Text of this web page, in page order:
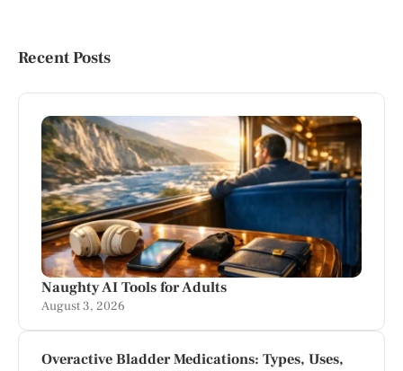
Recent Posts
Naughty AI Tools for Adults
August 3, 2026
Overactive Bladder Medications: Types, Uses,